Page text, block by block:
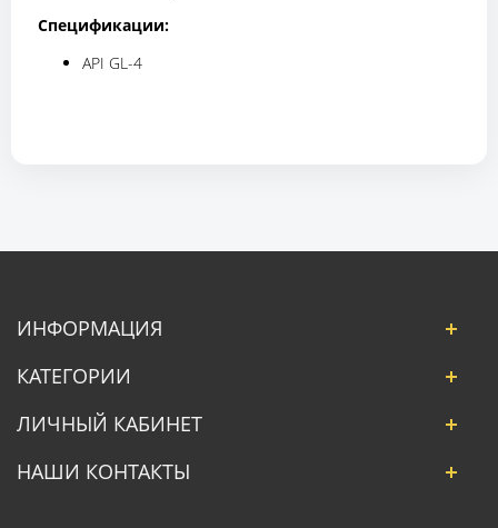
Спецификации:
API GL-4
ИНФОРМАЦИЯ
КАТЕГОРИИ
ЛИЧНЫЙ КАБИНЕТ
НАШИ КОНТАКТЫ